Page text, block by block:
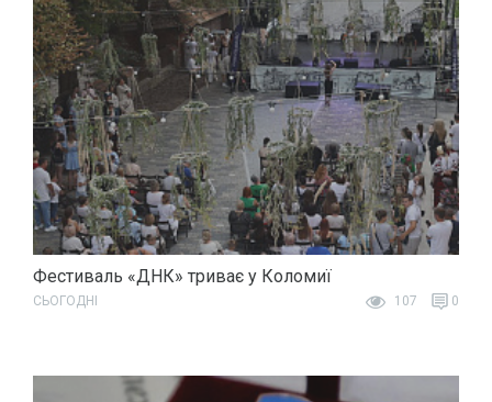
Фестиваль «ДНК» триває у Коломиї
СЬОГОДНІ 107 0